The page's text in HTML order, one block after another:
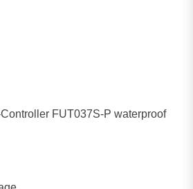
FUT037S-P waterproof